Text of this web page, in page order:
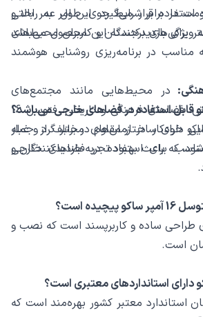
قرار می‌گیرد. این امر به راحتی
برای بازدیدکنندگان و کاربران محیط‌های
در محیط‌هایی مانند مجتمع‌های
مسکونی، مراکز خدماتی، فضاهای فرهنگی و تاریخی، فتوسل 16
خودکار در زمان‌های مختلف از جمله
که باعث بهبود تجربه بازدیدکنندگان و
در برابر شرایط جوی، طول عمر بالا و
ویژگی‌های برجسته این محصول می‌باشد
مناسب در برنامه‌ریزی روشنایی هوشمند
16 آمپر ساکو دارای ساختار مقاوم در برابر گرد و غبار
برای استفاده در فضاهای خارجی
است؟
طراحی ساده و کاربرپسند است که نصب و
است.
استاندارد معتبر کشور بهره‌مند است که